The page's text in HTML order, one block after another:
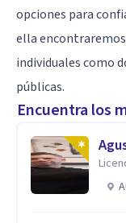
opciones para
ella
individuales como
públicas.
Encuentra los